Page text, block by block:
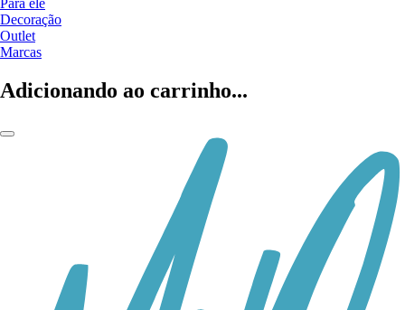
Para ele
Decoração
Outlet
Marcas
Adicionando ao carrinho...